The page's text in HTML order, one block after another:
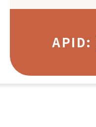
APID: